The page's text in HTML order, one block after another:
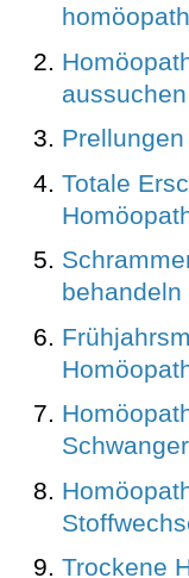
aussuchen
Totale
behandeln
Trockene